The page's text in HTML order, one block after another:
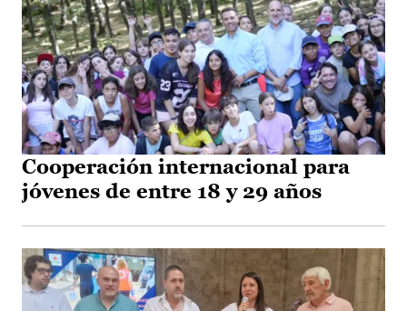
Cooperación internacional para
jóvenes de entre 18 y 29 años